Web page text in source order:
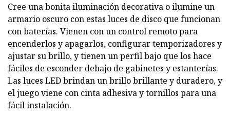
Cree una bonita iluminación decorativa o ilumine un
armario oscuro con estas luces de disco que funcionan
con baterías. Vienen con un control remoto para
encenderlos y apagarlos, configurar temporizadores y
ajustar su brillo, y tienen un perfil bajo que los hace
fáciles de esconder debajo de gabinetes y estanterías.
Las luces LED brindan un brillo brillante y duradero, y
el juego viene con cinta adhesiva y tornillos para una
fácil instalación.